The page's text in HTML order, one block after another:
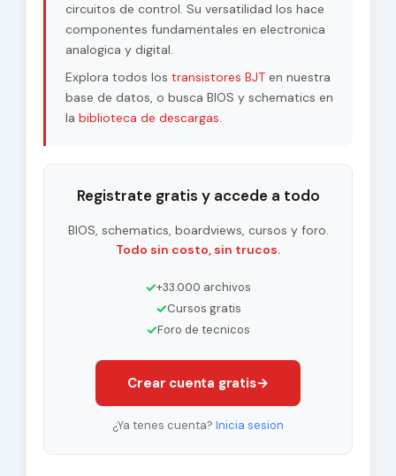
circuitos de control. Su versatilidad los hace
componentes fundamentales en electronica
analogica y digital.
Explora todos los transistores BJTen nuestra
base de datos, o busca BIOS y schematics en
la biblioteca de descargas.
Registrate gratis y accede a todo
BIOS, schematics, boardviews, cursos y foro.
Todo sin costo, sin trucos.
✓+33.000 archivos
✓Cursos gratis
✓Foro de tecnicos
Crear cuenta gratis→
¿Ya tenes cuenta? Inicia sesion